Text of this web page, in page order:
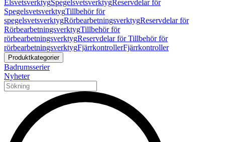
ElsvetsverktygSpegelsvetsverktygReservdelar för
SpegelsvetsverktygTillbehör för
spegelsvetsverktygRörbearbetningsverktygReservdelar för
RörbearbetningsverktygTillbehör för
rörbearbetningsverktygReservdelar för Tillbehör för
rörbearbetningsverktygFjärrkontrollerFjärrkontroller
Produktkategorier
Badrumsserier
Nyheter